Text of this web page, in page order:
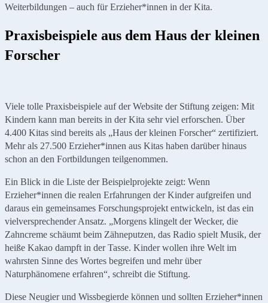
Weiterbildungen – auch für Erzieher*innen in der Kita.
Praxisbeispiele aus dem Haus der kleinen
Forscher
Viele tolle Praxisbeispiele auf der Website der Stiftung zeigen: Mit
Kindern kann man bereits in der Kita sehr viel erforschen. Über
4.400 Kitas sind bereits als „Haus der kleinen Forscher“ zertifiziert.
Mehr als 27.500 Erzieher*innen aus Kitas haben darüber hinaus
schon an den Fortbildungen teilgenommen.
Ein Blick in die Liste der Beispielprojekte zeigt: Wenn
Erzieher*innen die realen Erfahrungen der Kinder aufgreifen und
daraus ein gemeinsames Forschungsprojekt entwickeln, ist das ein
vielversprechender Ansatz. „Morgens klingelt der Wecker, die
Zahncreme schäumt beim Zähneputzen, das Radio spielt Musik, der
heiße Kakao dampft in der Tasse. Kinder wollen ihre Welt im
wahrsten Sinne des Wortes begreifen und mehr über
Naturphänomene erfahren“, schreibt die Stiftung.
Diese Neugier und Wissbegierde können und sollten Erzieher*innen